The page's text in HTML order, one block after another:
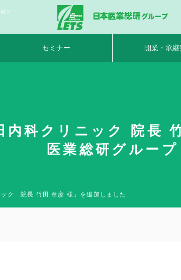
グ
セミナー 開業・承継
内科クリニック 院長
医業総研グループ
ク 院長 竹田 章彦 様」を追加しました